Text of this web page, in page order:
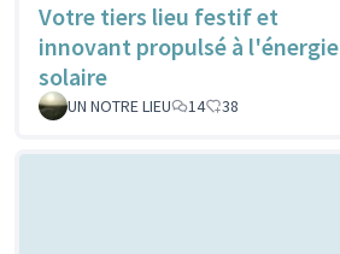
Votre tiers lieu festif et
innovant propulsé à l'énergie
solaire
UN NOTRE LIEU 14 38